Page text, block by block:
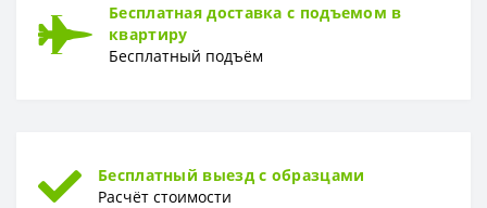
ГАРАНТИЯ
Бесплатная доставка с подъемом в
квартиру
Бесплатный подъём
Бесплатный выезд с образцами
Расчёт стоимости